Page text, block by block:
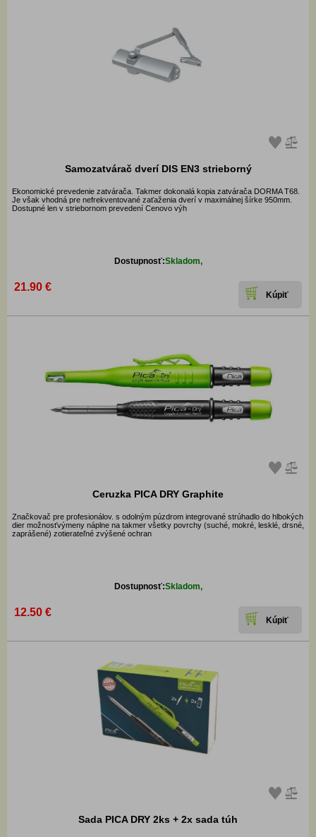
Samozatvárač dverí DIS EN3 strieborný
Ekonomické prevedenie zatvárača. Takmer dokonalá kopia zatvárača DORMA T68.
Je však vhodná pre nefrekventované zaťaženia dverí v maximálnej šírke 950mm.
Dostupné len v striebornom prevedení Cenovo výh
Dostupnosť:Skladom,
21.90 €
Ceruzka PICA DRY Graphite
Značkovač pre profesionálov. s odolným púzdrom integrované strúhadlo do hlbokých
dier možnosťvýmeny náplne na takmer všetky povrchy (suché, mokré, lesklé, drsné,
zaprášené) zotierateľné zvýšené ochran
Dostupnosť:Skladom,
12.50 €
Sada PICA DRY 2ks + 2x sada túh